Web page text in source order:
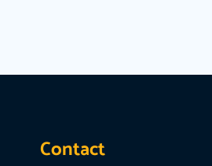
Contact